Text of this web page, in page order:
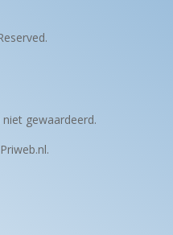
niet gewaardeerd.